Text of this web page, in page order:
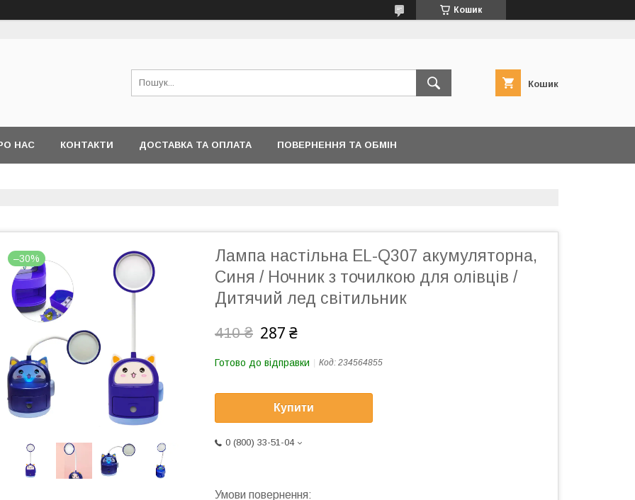
Кошик
Кошик
НАС КОНТАКТИ ДОСТАВКА ТА ОПЛАТА ПОВЕРНЕННЯ ТА ОБМІН
–30%
Лампа настільна EL-Q307 акумуляторна,
Синя / Ночник з точилкою для олівців /
Дитячий лед світильник
410 ₴ 287 ₴
Готово до відправки Код: 234564855
Купити
0 (800) 33-51-04